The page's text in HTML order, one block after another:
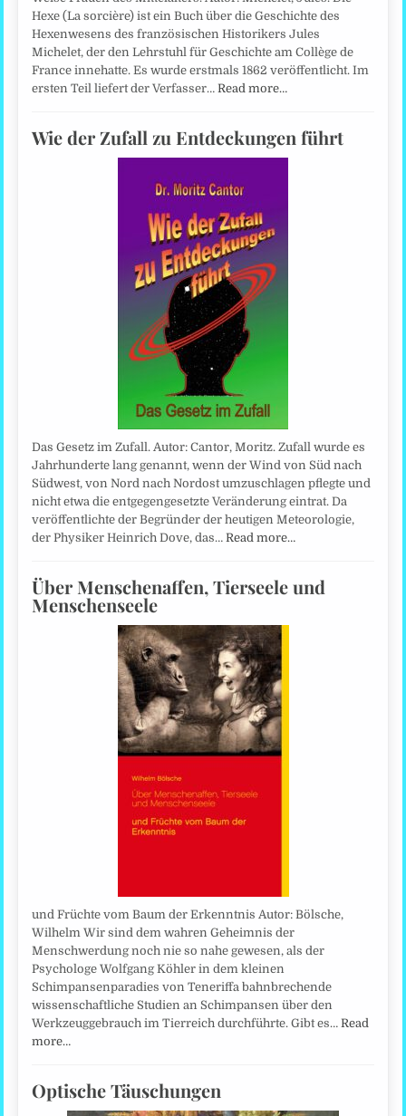
Hexe (La sorcière) ist ein Buch über die Geschichte des
Hexenwesens des französischen Historikers Jules
Michelet, der den Lehrstuhl für Geschichte am Collège de
France innehatte. Es wurde erstmals 1862 veröffentlicht. Im
ersten Teil liefert der Verfasser…Read more…
Wie der Zufall zu Entdeckungen führt
Das Gesetz im Zufall. Autor: Cantor, Moritz. Zufall wurde es
Jahrhunderte lang genannt, wenn der Wind von Süd nach
Südwest, von Nord nach Nordost umzuschlagen pflegte und
nicht etwa die entgegengesetzte Veränderung eintrat. Da
veröffentlichte der Begründer der heutigen Meteorologie,
der Physiker Heinrich Dove, das…Read more…
Über Menschenaffen, Tierseele und
Menschenseele
und Früchte vom Baum der Erkenntnis Autor: Bölsche,
Wilhelm Wir sind dem wahren Geheimnis der
Menschwerdung noch nie so nahe gewesen, als der
Psychologe Wolfgang Köhler in dem kleinen
Schimpansenparadies von Teneriffa bahnbrechende
wissenschaftliche Studien an Schimpansen über den
Werkzeuggebrauch im Tierreich durchführte. Gibt es…Read
more…
Optische Täuschungen